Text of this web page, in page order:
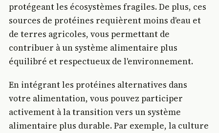
protégeant les écosystèmes fragiles. De plus, ces
sources de protéines requièrent moins d'eau et
de terres agricoles, vous permettant de
contribuer à un système alimentaire plus
équilibré et respectueux de l'environnement.
En intégrant les protéines alternatives dans
votre alimentation, vous pouvez participer
activement à la transition vers un système
alimentaire plus durable. Par exemple, la culture